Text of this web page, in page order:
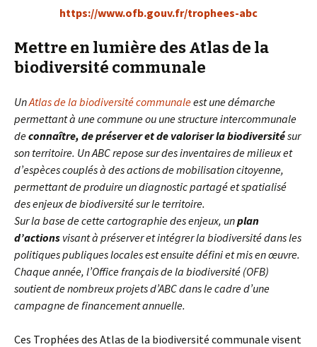
https://www.ofb.gouv.fr/trophees-abc
Mettre en lumière des Atlas de la
biodiversité communale
UnAtlas de la biodiversité communaleest une démarche
permettant à une commune ou une structure intercommunale
deconnaître, de préserver et de valoriser la biodiversitésur
son territoire. Un ABC repose sur des inventaires de milieux et
d’espèces couplés à des actions de mobilisation citoyenne,
permettant de produire un diagnostic partagé et spatialisé
des enjeux de biodiversité sur le territoire.
Sur la base de cette cartographie des enjeux, unplan
d’actions visant à préserver et intégrer la biodiversité dans les
politiques publiques locales est ensuite défini et mis en œuvre.
Chaque année, l’Office français de la biodiversité (OFB)
soutient de nombreux projets d’ABC dans le cadre d’une
campagne de financement annuelle.
Ces Trophées des Atlas de la biodiversité communale visent